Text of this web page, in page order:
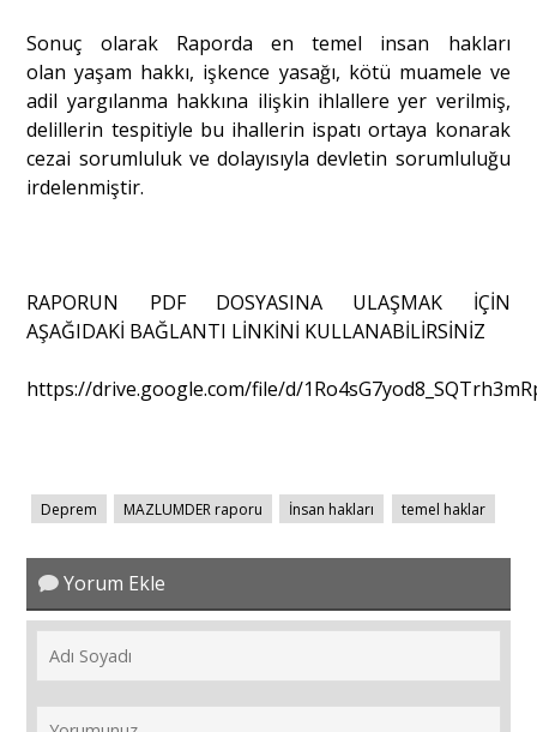
Sonuç olarak Raporda en temel insan hakları
olan yaşam hakkı, işkence yasağı, kötü muamele ve
adil yargılanma hakkına ilişkin ihlallere yer verilmiş,
delillerin tespitiyle bu ihallerin ispatı ortaya konarak
cezai sorumluluk ve dolayısıyla devletin sorumluluğu
irdelenmiştir.
RAPORUN PDF DOSYASINA ULAŞMAK İÇİN
AŞAĞIDAKİ BAĞLANTI LİNKİNİ KULLANABİLİRSİNİZ
https://drive.google.com/file/d/
Deprem MAZLUMDER raporu İnsan hakları temel haklar
Yorum Ekle